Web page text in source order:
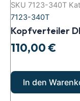
SKU 7123-340T
7123-340T
Kopfverteiler
110,00€
In den